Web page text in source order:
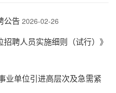
公告 2026-02-26
聘人员实施细则（试行）》
业单位引进高层次及急需紧